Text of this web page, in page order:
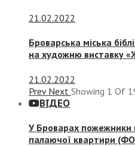
21.02.2022
Броварська міська
на художню виставку
21.02.2022
Prev Next Showing 1 Of
ВІДЕО
У Броварах пожежники
палаючої квартири